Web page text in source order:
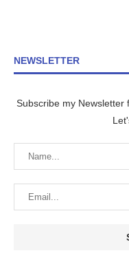
NEWSLETTER
Subscribe my Newsletter